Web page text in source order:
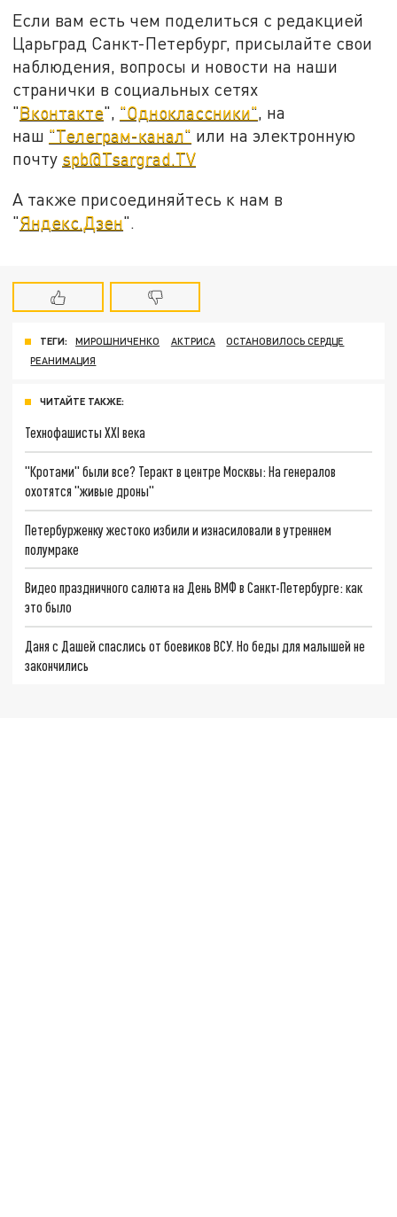
Если вам есть чем поделиться с редакцией
Царьград Санкт-Петербург, присылайте свои
наблюдения, вопросы и новости на наши
странички в социальных сетях
"Вконтакте", "Одноклассники", на
наш "Телеграм-канал" или на электронную
почту spb@Tsargrad.TV
А также присоединяйтесь к нам в
"Яндекс.Дзен".
ТЕГИ: МИРОШНИЧЕНКО АКТРИСА
ОСТАНОВИЛОСЬ СЕРДЦЕ
РЕАНИМАЦИЯ
ЧИТАЙТЕ ТАКЖЕ:
Технофашисты XXI века
"Кротами" были все? Теракт в центре Москвы: На генералов
охотятся "живые дроны"
Петербурженку жестоко избили и изнасиловали в утреннем
полумраке
Видео праздничного салюта на День ВМФ в Санкт-Петербурге: как
это было
Даня с Дашей спаслись от боевиков ВСУ. Но беды для малышей не
закончились